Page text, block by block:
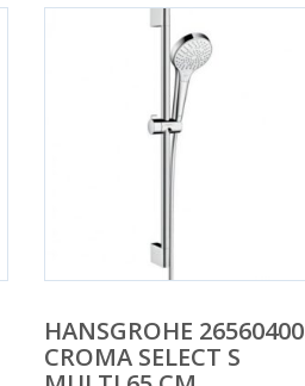
HANSGROHE 26560400
CROMA SELECT S